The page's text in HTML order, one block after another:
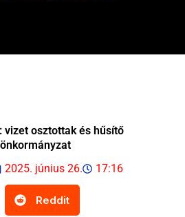
vizet osztottak és hűsítő
2025. június 26. 17:16
Reddit